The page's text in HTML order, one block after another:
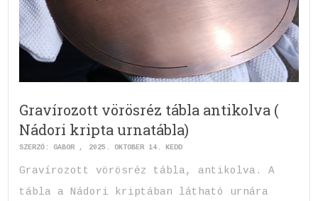
Gravírozott vörösréz tábla antikolva (
Nádori kripta urnatábla)
SZERZŐ:GABOR 2025. OKTÓBER 14. KEDD
Gravírozott vörösréz tábla, antikolva. A
tábla a Nádori kriptában látható urnára